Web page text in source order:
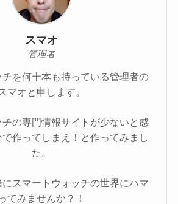
スマオ
管理者
を何十本も持っている管理者の
マオと申します。
の専門情報サイトが少ないと感
で作ってしまえ！と作ってみまし
た。
スマートウォッチの世界にハマ
てみませんか？！